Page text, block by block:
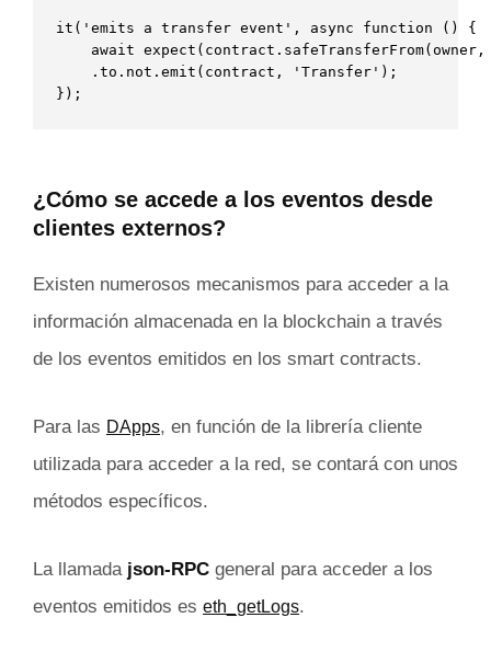
it('emits a transfer event', async function () {
await
    .to.not.emit(contract, 'Transfer');
});
¿Cómo se accede a los eventos desde
clientes externos?
Existen numerosos mecanismos para acceder a la
información almacenada en la blockchain a través
de los eventos emitidos en los smart contracts.
Para las DApps, en función de la librería cliente
utilizada para acceder a la red, se contará con unos
métodos específicos.
La llamada json-RPC general para acceder a los
eventos emitidos es eth_getLogs.